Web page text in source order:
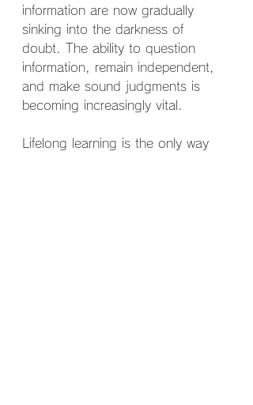
information are now gradually
sinking into the darkness of
doubt. The ability to question
information, remain independent,
and make sound judgments is
becoming increasingly vital.
Lifelong learning is the only way